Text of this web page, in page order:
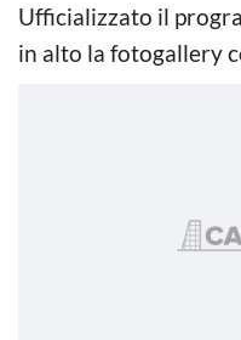
Ufficializzato il
in alto la fotogallery